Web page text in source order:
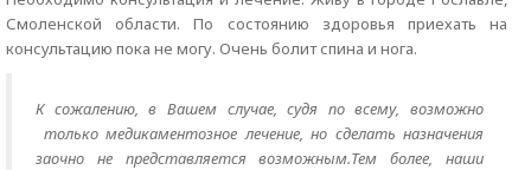
Смоленской области. По состоянию здоровья приехать на
консультацию пока не могу. Очень болит спина и нога.
К сожалению, в Вашем случае, судя по всему, возможно
только медикаментозное лечение, но сделать назначения
заочно не представляется возможным.Тем более, наши